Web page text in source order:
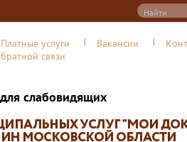
Платные услуги Вакансии
связи
слабовидящих